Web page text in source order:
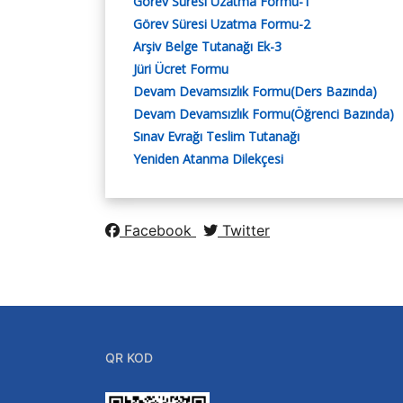
Öğrenci Kalite El Kitabı
FORMU
Öğrenci El Kitabı
Görev Süresi Uzatma Formu-2
Arşiv Belge Tutanağı Ek-3
Jüri Ücret Formu
Devam Devamsızlık Formu(Ders Bazında)
Devam Devamsızlık Formu(Öğrenci Bazında)
Sınav Evrağı Teslim Tutanağı
Yeniden Atanma Dilekçesi
Facebook Twitter
QR KOD